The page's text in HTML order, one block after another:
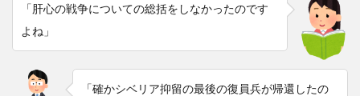
「肝心の戦争についての総括をしなかったのです
よね」
「確かシベリア抑留の最後の復員兵が帰還したの